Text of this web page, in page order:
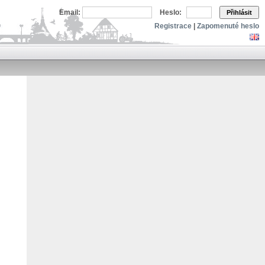
Email: Heslo: Přihlásit
Registrace Zapomenuté heslo